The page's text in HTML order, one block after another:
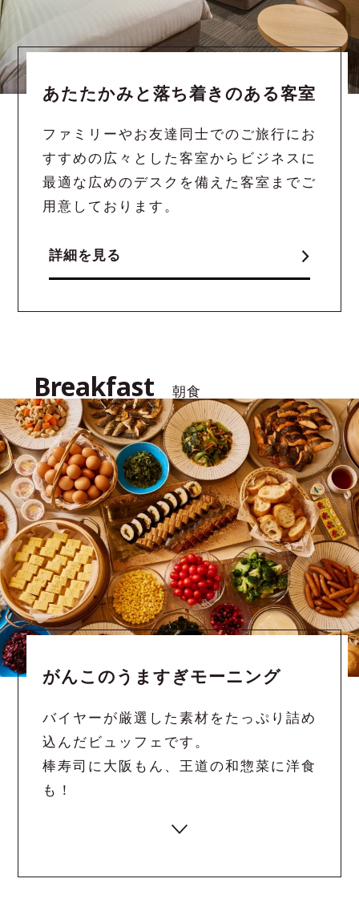
あたたかみと落ち着きのある客室
ファミリーやお友達同士でのご旅行にお
すすめの広々とした客室からビジネスに
最適な広めのデスクを備えた客室までご
用意しております。
詳細を見る
Breakfast 朝食
がんこのうますぎモーニング
バイヤーが厳選した素材をたっぷり詰め
込んだビュッフェです。
棒寿司に大阪もん、王道の和惣菜に洋食
も！